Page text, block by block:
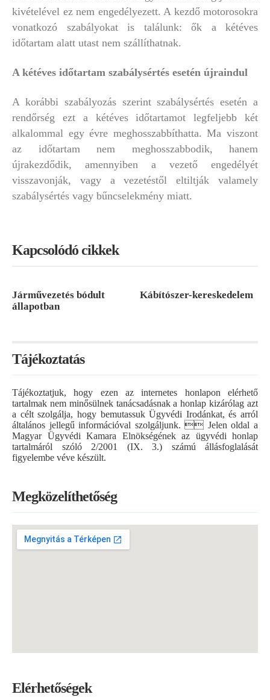
kivételével ez nem engedélyezett. A kezdő motorosokra
vonatkozó szabályokat is találunk: ők a kétéves
időtartam alatt utast nem szállíthatnak.
A kétéves időtartam szabálysértés esetén újraindul
A korábbi szabályozás szerint szabálysértés esetén a
rendőrség ezt a kétéves időtartamot legfeljebb két
alkalommal egy évre meghosszabbíthatta. Ma viszont
az időtartam nem meghosszabbodik, hanem
újrakezdődik, amennyiben a vezető engedélyét
visszavonják, vagy a vezetéstől eltiltják valamely
szabálysértés vagy bűncselekmény miatt.
Kapcsolódó cikkek
Járművezetés bódult
állapotban
Kábítószer-kereskedelem
Tájékoztatás
Tájékoztatjuk, hogy ezen az internetes honlapon elérhető
tartalmak nem minősülnek tanácsadásnak a honlap kizárólag azt
a célt szolgálja, hogy bemutassuk Ügyvédi Irodánkat, és arról
általános jellegű információval szolgáljunk.  Jelen oldal a
Magyar Ügyvédi Kamara Elnökségének az ügyvédi honlap
tartalmáról szóló 2/2001 (IX. 3.) számú állásfoglalását
figyelembe véve készült.
Megközelíthetőség
Elérhetőségek